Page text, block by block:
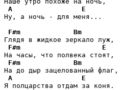
A
E
Ну, а ночь - для меня...
F#m
Bm
Глядя в жидкое зеркало луж,
F#m
E
На часы, что полвека стоят,
F#m
Bm
На до дыр зацелованный флаг,
A
E
Я полцарства отдам за коня.